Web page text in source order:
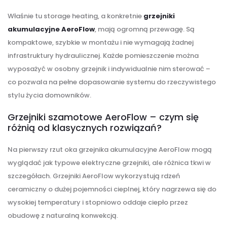
Właśnie tu storage heating, a konkretnie grzejniki
akumulacyjne AeroFlow, mają ogromną przewagę. Są
kompaktowe, szybkie w montażu i nie wymagają żadnej
infrastruktury hydraulicznej. Każde pomieszczenie można
wyposażyć w osobny grzejnik i indywidualnie nim sterować –
co pozwala na pełne dopasowanie systemu do rzeczywistego
stylu życia domowników.
Grzejniki szamotowe AeroFlow – czym się
różnią od klasycznych rozwiązań?
Na pierwszy rzut oka grzejnika akumulacyjne AeroFlow mogą
wyglądać jak typowe elektryczne grzejniki, ale różnica tkwi w
szczegółach. Grzejniki AeroFlow wykorzystują rdzeń
ceramiczny o dużej pojemności cieplnej, który nagrzewa się do
wysokiej temperatury i stopniowo oddaje ciepło przez
obudowę z naturalną konwekcją.